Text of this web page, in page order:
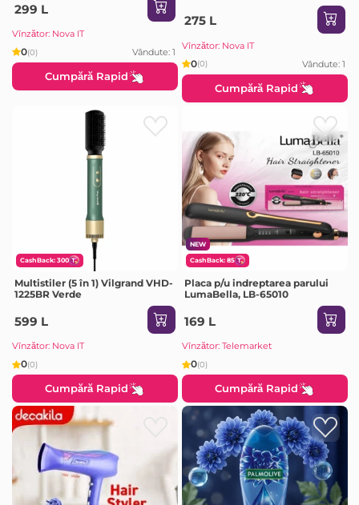
299 L
Vînzător: Nova IT
0(0) Vândute: 1
Cumpără Rapid
275 L
Vînzător: Nova IT
0(0) Vândute: 1
Cumpără Rapid
CashBack: 300
Multistiler (5 în 1) Vilgrand VHD-
1225BR Verde
599 L
Vînzător: Nova IT
0(0)
Cumpără Rapid
NEW
CashBack: 85
Placa p/u indreptarea parului
LumaBella, LB-65010
169 L
Vînzător: Telemarket
0(0)
Cumpără Rapid